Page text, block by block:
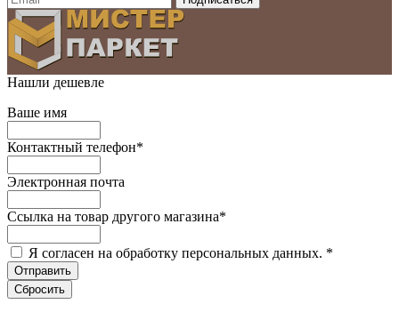
Нашли дешевле
Ваше имя
Контактный телефон*
Электронная почта
Ссылка на товар другого магазина*
Я согласен на обработку персональных данных. *